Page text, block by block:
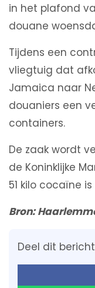
in het plafond
douane
Tijdens een
vliegtuig dat
Jamaica naar
douaniers een
containers.
De zaak wordt
de Koninklijke
51 kilo cocaïne
Bron:
Deel dit